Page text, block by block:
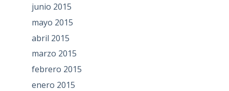
junio 2015
mayo 2015
abril 2015
marzo 2015
febrero 2015
enero 2015